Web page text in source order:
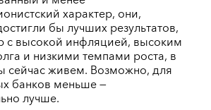
характер, они,
бы лучших результатов,
с высокой инфляцией, высоким
и низкими темпами роста, в
сейчас живем. Возможно, для
банков меньше —
лучше.